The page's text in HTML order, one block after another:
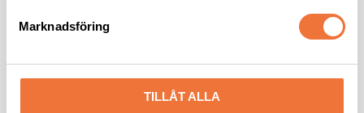
Marknadsföring
TILLÅT ALLA